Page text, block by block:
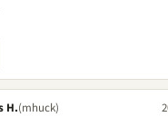
H.(mhuck)